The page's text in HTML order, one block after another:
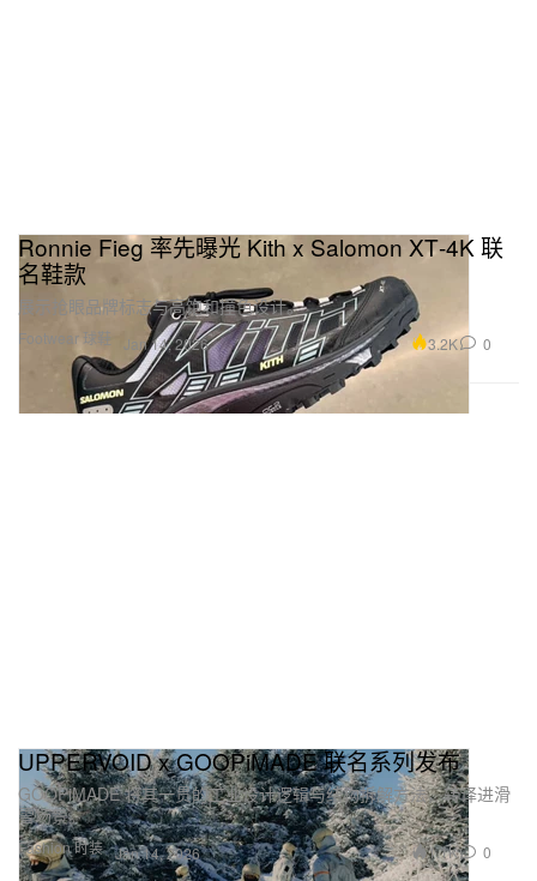
Footwear 球鞋
Ronnie Fieg 率先曝光 Kith x Salomon XT‑4K 联
名鞋款
展示抢眼品牌标志与高饱和撞色设计。
Jan 14, 2026 3.2K 0
Fashion 时装
UPPERVOID x GOOPiMADE 联名系列发布
GOOPiMADE 将其一贯的工业设计逻辑与结构拆解方法，转译进滑
雪场景。
Jan 14, 2026 1.1K 0